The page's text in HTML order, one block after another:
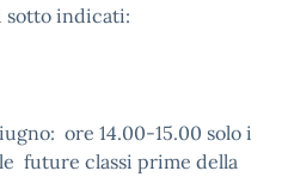
sotto indicati:
ore 14.00-15.00 solo i
future classi prime della